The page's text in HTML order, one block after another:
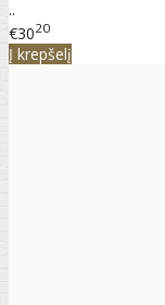
..
€3020
Į krepšelį